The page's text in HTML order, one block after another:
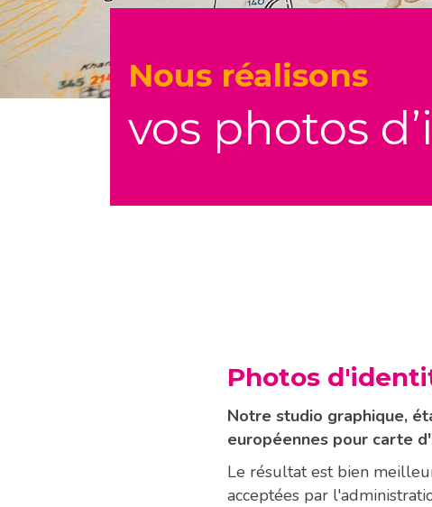
Nous réalisons
vos photos
Photos
Notre studio graphique,
européennes pour carte
Le résultat est bien
acceptées par